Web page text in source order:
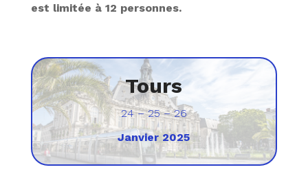
est limitée à 12 personnes.
Tours
24 – 25 – 26
Janvier 2025